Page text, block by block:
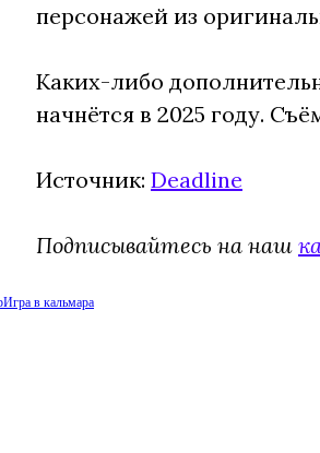
персонажей из
Каких-либо
начнётся в 2025 году.
Источник: Deadline
Подписывайтесь на наш
Игра в кальмара